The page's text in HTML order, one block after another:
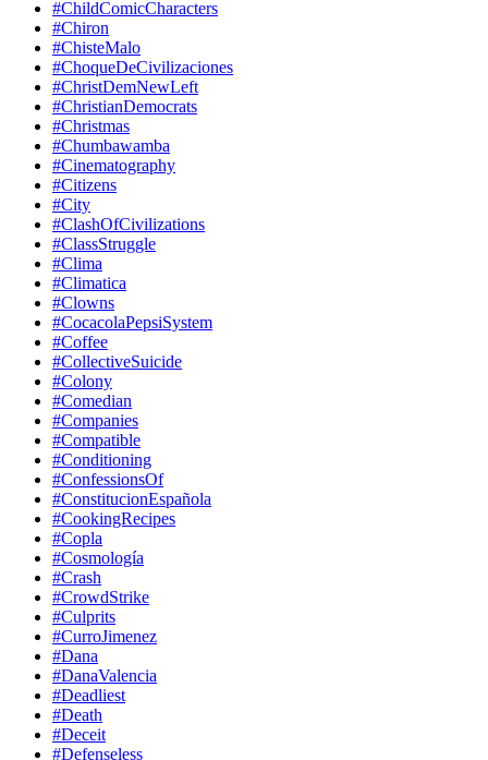
#ChildComicCharacters
#Chiron
#ChisteMalo
#ChoqueDeCivilizaciones
#ChristDemNewLeft
#ChristianDemocrats
#Christmas
#Chumbawamba
#Cinematography
#Citizens
#City
#ClashOfCivilizations
#ClassStruggle
#Clima
#Climatica
#Clowns
#CocacolaPepsiSystem
#Coffee
#CollectiveSuicide
#Colony
#Comedian
#Companies
#Compatible
#Conditioning
#ConfessionsOf
#ConstitucionEspañola
#CookingRecipes
#Copla
#Cosmología
#Crash
#CrowdStrike
#Culprits
#CurroJimenez
#Dana
#DanaValencia
#Deadliest
#Death
#Deceit
#Defenseless